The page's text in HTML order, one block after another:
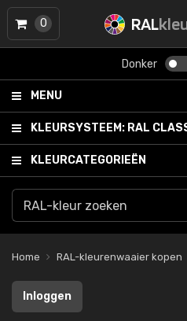
RAL
Donker
MENU
KLEURSYSTEEM: RAL
KLEURCATEGORIEËN
0
Home RAL-kleurenwaaier kopen
Inloggen